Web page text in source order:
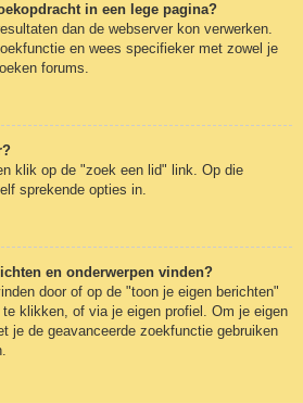
in een lege pagina?
dan de webserver kon verwerken.
en wees specifieker met zowel je
forums.
klik op de "zoek een lid" link. Op die
sprekende opties in.
en onderwerpen vinden?
door of op de "toon je eigen berichten"
te klikken, of via je eigen profiel. Om je eigen
je de geavanceerde zoekfunctie gebruiken